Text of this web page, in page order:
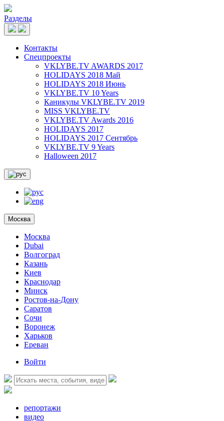
Разделы
Контакты
Спецпроекты
VKLYBE.TV AWARDS 2017
HOLIDAYS 2018 Май
HOLIDAYS 2018 Июнь
VKLYBE.TV 10 Years
Каникулы VKLYBE.TV 2019
MISS VKLYBE.TV
VKLYBE.TV Awards 2016
HOLIDAYS 2017
HOLIDAYS 2017 Сентябрь
VKLYBE.TV 9 Years
Halloween 2017
Москва
Москва
Dubai
Волгоград
Казань
Киев
Краснодар
Минск
Ростов-на-Дону
Саратов
Сочи
Воронеж
Харьков
Ереван
Войти
репортажи
видео